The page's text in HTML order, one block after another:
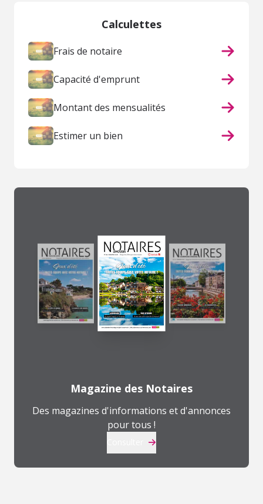
Calculettes
Frais de notaire
Capacité d'emprunt
Montant des mensualités
Estimer un bien
Magazine des Notaires
Des magazines d'informations et d'annonces
pour tous !